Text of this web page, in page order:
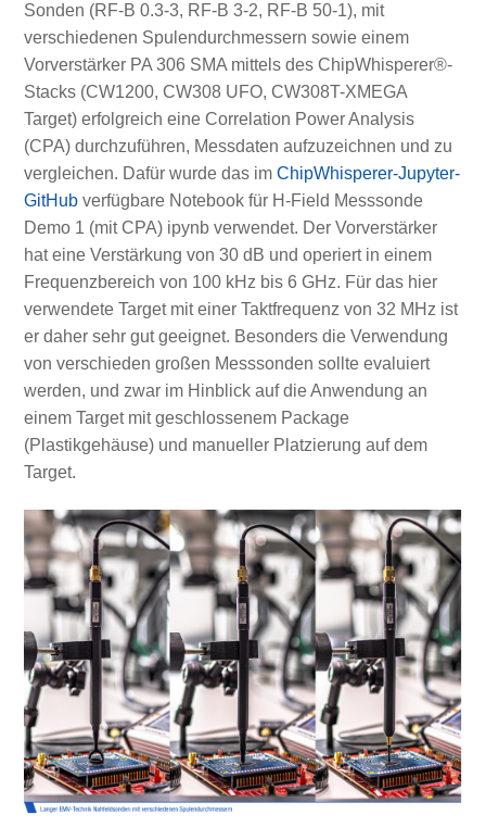
Sonden (RF-B 0.3-3, RF-B 3-2, RF-B 50-1), mit
verschiedenen Spulendurchmessern sowie einem
Vorverstärker PA 306 SMA mittels des ChipWhisperer®-
Stacks (CW1200, CW308 UFO, CW308T-XMEGA
Target) erfolgreich eine Correlation Power Analysis
(CPA) durchzuführen, Messdaten aufzuzeichnen und zu
vergleichen. Dafür wurde das im ChipWhisperer-Jupyter-
GitHubverfügbare Notebook für H-Field Messsonde
Demo 1 (mit CPA) ipynb verwendet. Der Vorverstärker
hat eine Verstärkung von 30 dB und operiert in einem
Frequenzbereich von 100 kHz bis 6 GHz. Für das hier
verwendete Target mit einer Taktfrequenz von 32 MHz ist
er daher sehr gut geeignet. Besonders die Verwendung
von verschieden großen Messsonden sollte evaluiert
werden, und zwar im Hinblick auf die Anwendung an
einem Target mit geschlossenem Package
(Plastikgehäuse) und manueller Platzierung auf dem
Target.